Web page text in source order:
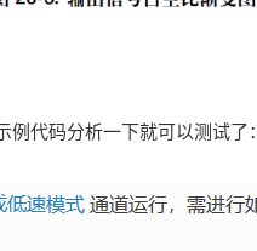
代码分析一下就可以测试了：